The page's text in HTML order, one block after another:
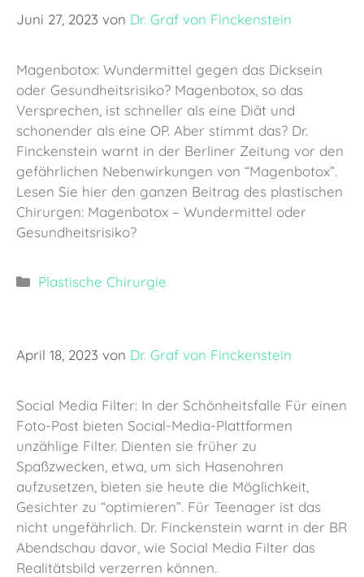
Juni 27, 2023 von Dr. Graf von Finckenstein
Magenbotox: Wundermittel gegen das Dicksein
oder Gesundheitsrisiko? Magenbotox, so das
Versprechen, ist schneller als eine Diät und
schonender als eine OP. Aber stimmt das? Dr.
Finckenstein warnt in der Berliner Zeitung vor den
gefährlichen Nebenwirkungen von “Magenbotox”.
Lesen Sie hier den ganzen Beitrag des plastischen
Chirurgen: Magenbotox – Wundermittel oder
Gesundheitsrisiko?
Kategorien
Plastische Chirurgie
April 18, 2023 von Dr. Graf von Finckenstein
Social Media Filter: In der Schönheitsfalle Für einen
Foto-Post bieten Social-Media-Plattformen
unzählige Filter. Dienten sie früher zu
Spaßzwecken, etwa, um sich Hasenohren
aufzusetzen, bieten sie heute die Möglichkeit,
Gesichter zu “optimieren”. Für Teenager ist das
nicht ungefährlich. Dr. Finckenstein warnt in der BR
Abendschau davor, wie Social Media Filter das
Realitätsbild verzerren können.